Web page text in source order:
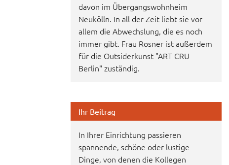
davon im Übergangswohnheim
Neukölln. In all der Zeit liebt sie vor
allem die Abwechslung, die es noch
immer gibt. Frau Rosner ist außerdem
für die Outsiderkunst "ART CRU
Berlin" zuständig.
Ihr Beitrag
In Ihrer Einrichtung passieren
spannende, schöne oder lustige
Dinge, von denen die Kollegen